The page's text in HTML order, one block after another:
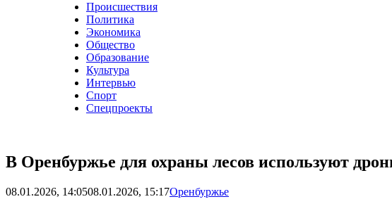
Происшествия
Политика
Экономика
Общество
Образование
Культура
Интервью
Спорт
Спецпроекты
В Оренбуржье для охраны лесов используют
08.01.2026, 14:0508.01.2026, 15:17Оренбуржье